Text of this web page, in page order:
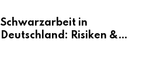
Schwarzarbeit in
Deutschland: Risiken &